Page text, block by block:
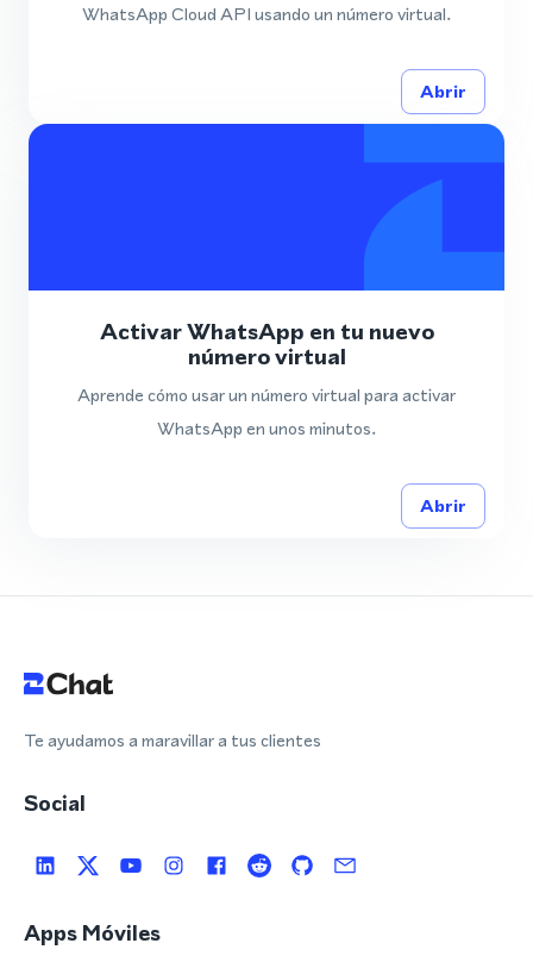
WhatsApp Cloud API usando un número virtual.
Abrir
Activar WhatsApp en tu nuevo
número virtual
Aprende cómo usar un número virtual para activar
WhatsApp en unos minutos.
Abrir
Te ayudamos a maravillar a tus clientes
Social
Apps Móviles